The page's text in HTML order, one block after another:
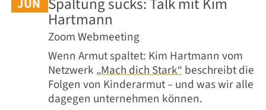
JUN Spaltung sucks: Talk mit Kim
Hartmann
Zoom Webmeeting
Wenn Armut spaltet: Kim Hartmann vom
Netzwerk „Mach dich Stark“beschreibt die
Folgen von Kinderarmut – und was wir alle
dagegen unternehmen können.